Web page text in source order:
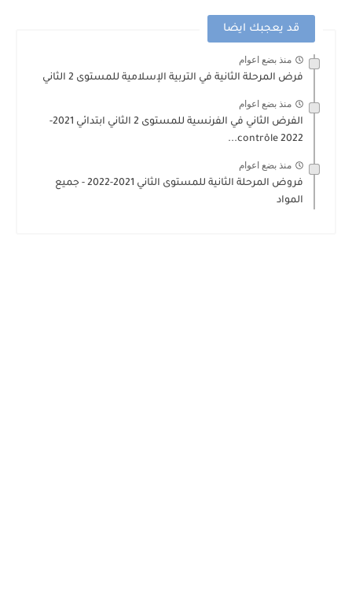
قد يعجبك ايضا
منذ بضع اعوام
فرض المرحلة الثانية في التربية الإسلامية للمستوى 2 الثاني
منذ بضع اعوام
الفرض الثاني في الفرنسية للمستوى 2 الثاني ابتدائي 2021-
2022 contrôle...
منذ بضع اعوام
فروض المرحلة الثانية للمستوى الثاني 2021-2022 - جميع
المواد